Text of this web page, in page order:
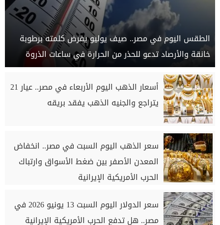
الطقس اليوم في مصر.. صيف يوليو يفرض كلمته برطوبة
خانقة والأرصاد تدعو للحذر من الحرارة في ساعات الذروة
أسعار الذهب اليوم الأربعاء في مصر.. عيار 21
يتراجع والجنيه الذهب يفقد بريقه
سعر الذهب اليوم السبت في مصر.. انخفاض
المعدن الأصفر بين ضغط الأسواق وارتباك
الحرب الأمريكية الإيرانية
سعر الدولار اليوم السبت 13 يونيو 2026 في
مصر.. هل تدفع الحرب الأمريكية الإيرانية